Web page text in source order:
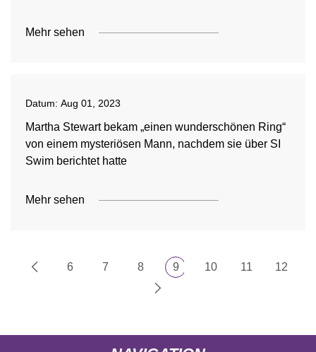
Mehr sehen
Datum: Aug 01, 2023
Martha Stewart bekam „einen wunderschönen Ring“
von einem mysteriösen Mann, nachdem sie über SI
Swim berichtet hatte
Mehr sehen
6 7 8 9 10 11 12